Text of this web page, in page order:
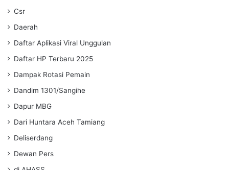
Csr
Daerah
Daftar Aplikasi Viral Unggulan
Daftar HP Terbaru 2025
Dampak Rotasi Pemain
Dandim 1301/Sangihe
Dapur MBG
Dari Huntara Aceh Tamiang
Deliserdang
Dewan Pers